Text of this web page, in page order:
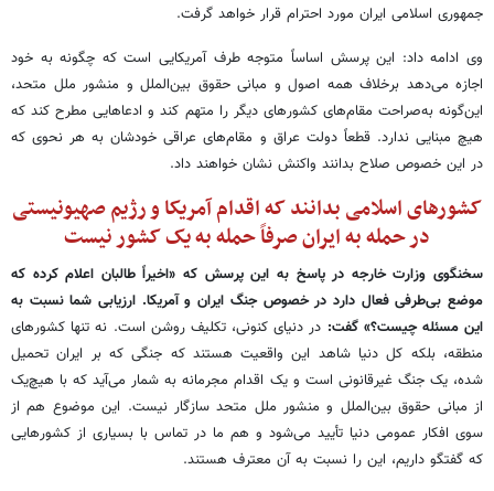
جمهوری اسلامی ایران مورد احترام قرار خواهد گرفت.
وی ادامه داد: این پرسش اساساً متوجه طرف آمریکایی است که چگونه به خود
اجازه می‌دهد برخلاف همه اصول و مبانی حقوق بین‌الملل و منشور ملل متحد،
این‌گونه به‌صراحت مقام‌های کشورهای دیگر را متهم کند و ادعاهایی مطرح کند که
هیچ مبنایی ندارد. قطعاً دولت عراق و مقام‌های عراقی خودشان به هر نحوی که
در این خصوص صلاح بدانند واکنش نشان خواهند داد.
کشورهای اسلامی بدانند که اقدام آمریکا و رژیم صهیونیستی
در حمله به ایران صرفاً حمله به یک کشور نیست
سخنگوی وزارت خارجه در پاسخ به این پرسش که «اخیراً طالبان اعلام کرده که
موضع بی‌طرفی فعال دارد در خصوص جنگ ایران و آمریکا. ارزیابی شما نسبت به
این مسئله چیست؟» گفت: در دنیای کنونی، تکلیف روشن است. نه تنها کشورهای
منطقه، بلکه کل دنیا شاهد این واقعیت هستند که جنگی که بر ایران تحمیل
شده، یک جنگ غیرقانونی است و یک اقدام مجرمانه به شمار می‌آید که با هیچ‌یک
از مبانی حقوق بین‌الملل و منشور ملل متحد سازگار نیست. این موضوع هم از
سوی افکار عمومی دنیا تأیید می‌شود و هم ما در تماس با بسیاری از کشورهایی
که گفتگو داریم، این را نسبت به آن معترف هستند.